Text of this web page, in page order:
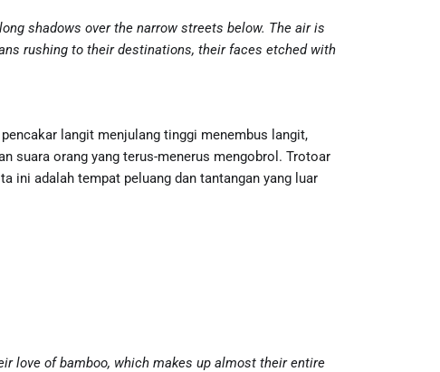
shadows over the narrow streets below. The air is
rushing to their destinations, their faces etched with
langit menjulang tinggi menembus langit,
suara orang yang terus-menerus mengobrol. Trotoar
ini adalah tempat peluang dan tantangan yang luar
love of bamboo, which makes up almost their entire